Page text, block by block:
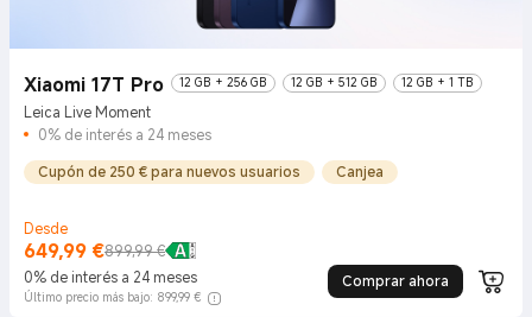
Xiaomi 17T Pro 12 GB + 256 GB 12 GB + 512 GB 12 GB + 1 TB
Leica Live Moment
0% de interés a 24 meses
Cupón de 250 € para nuevos usuarios
Canjea
Desde
649,99 €
Current Price €649.99
899,99 €
Precio de mercado 899,99 €
0% de interés a 24 meses
Último precio más bajo: 899,99 €
Comprar ahora